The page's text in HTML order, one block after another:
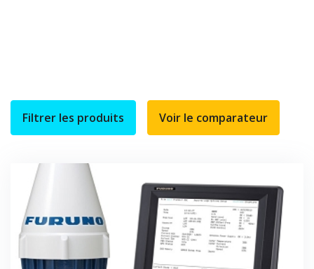
Filtrer les produits